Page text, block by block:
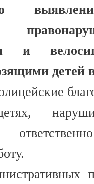
и
детей